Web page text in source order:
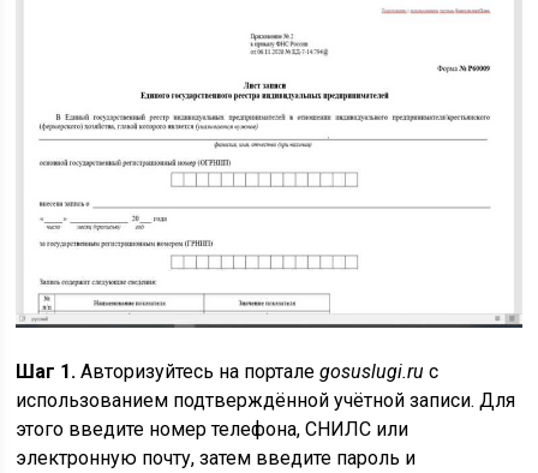
Шаг 1. Авторизуйтесь на порталеgosuslugi.ru с
использованием подтверждённой учётной записи. Для
этого введите номер телефона, СНИЛС или
электронную почту, затем введите пароль и